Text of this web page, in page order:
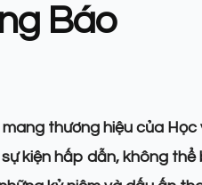
Báo
thương hiệu của Học
kiện hấp dẫn, không thể